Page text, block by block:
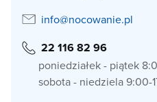
info@nocowanie.pl
22 116 82 96
poniedziałek - piątek
sobota - niedziela 9:00-